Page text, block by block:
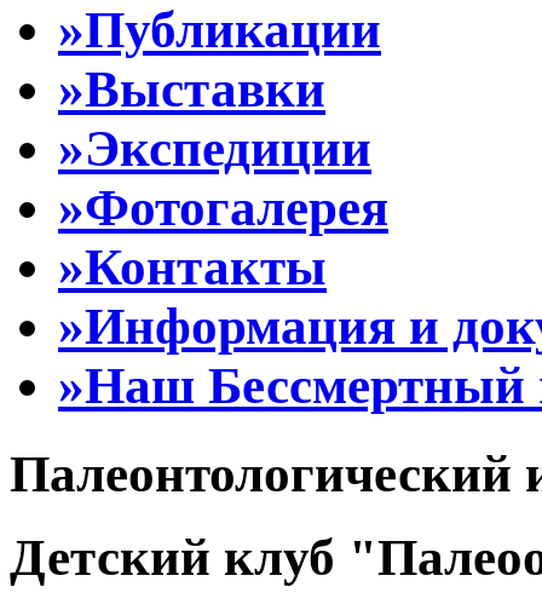
»Публикации
»Выставки
»Экспедиции
»Фотогалерея
»Контакты
»Информация и
»Наш Бессмертный
Палеонтологический
Детский клуб